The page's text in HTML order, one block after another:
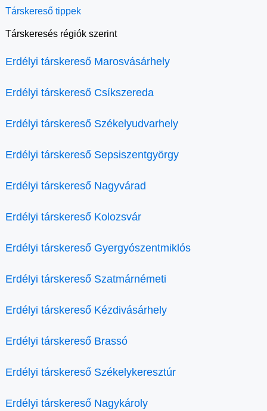
Társkereső tippek
Társkeresés régiók szerint
Erdélyi társkereső Marosvásárhely
Erdélyi társkereső Csíkszereda
Erdélyi társkereső Székelyudvarhely
Erdélyi társkereső Sepsiszentgyörgy
Erdélyi társkereső Nagyvárad
Erdélyi társkereső Kolozsvár
Erdélyi társkereső Gyergyószentmiklós
Erdélyi társkereső Szatmárnémeti
Erdélyi társkereső Kézdivásárhely
Erdélyi társkereső Brassó
Erdélyi társkereső Székelykeresztúr
Erdélyi társkereső Nagykároly